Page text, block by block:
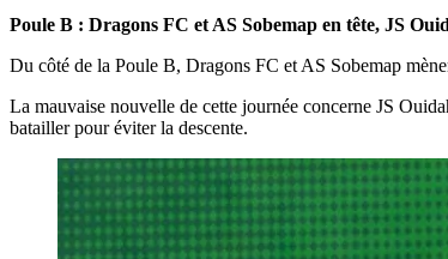
Poule B : Dragons FC et AS Sobemap en tête, JS
Du côté de la Poule B, Dragons FC et AS Sobemap
La mauvaise nouvelle de cette journée concerne JS
batailler pour éviter la descente.